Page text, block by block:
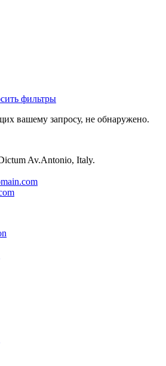
фильтры
вашему запросу, не обнаружено.
Av.Antonio, Italy.